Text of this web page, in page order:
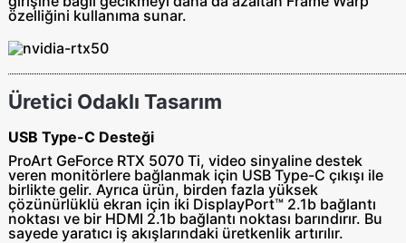
özelliğini kullanıma sunar.
Üretici Odaklı Tasarım
USB Type-C Desteği
ProArt GeForce RTX 5070 Ti, video sinyaline destek
veren monitörlere bağlanmak için USB Type-C çıkışı ile
birlikte gelir. Ayrıca ürün, birden fazla yüksek
çözünürlüklü ekran için iki DisplayPort™ 2.1b bağlantı
noktası ve bir HDMI 2.1b bağlantı noktası barındırır. Bu
sayede yaratıcı iş akışlarındaki üretkenlik artırılır.